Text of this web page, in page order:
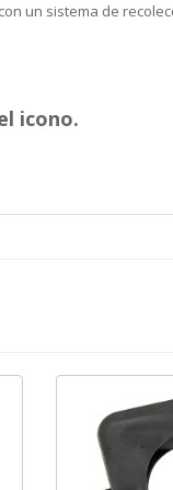
un sistema de
icono.